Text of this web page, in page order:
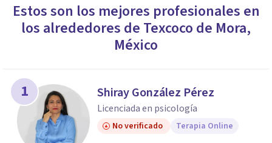
Estos son los mejores profesionales en
los alrededores de Texcoco de Mora,
México
1 Shiray González Pérez
Licenciada en psicología
No verificado Terapia Online